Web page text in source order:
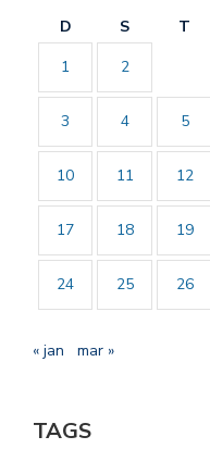
D S T
1
2
3 4 5
10 11 12
17 18 19
24 25 26
« jan mar »
TAGS